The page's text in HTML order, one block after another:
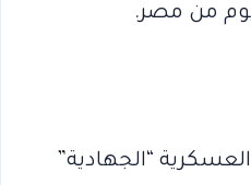
يوم من مصر.
“الجهادية”